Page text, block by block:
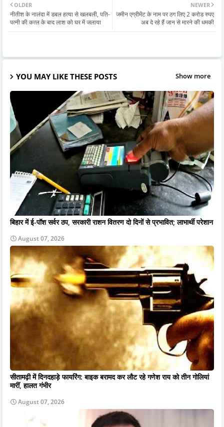
NEWER
जमीन एग्रीमेंट के नाम पर ठग लिए 2 करोड रुपए
अब दे रहे हैं जान से मारने की धमकी
OLDER
नीतीश के नालंदा में डबल हत्या से खलबली, पति-
पत्नी की कत्ल के बाद लाश को घर में जलाया
YOU MAY LIKE THESE POSTS Show more
बिहार में ई-पॉश सर्वर ठप, सरकारी राशन वितरण दो दिनों से प्रभावित; लाभार्थी परेशान
August 07, 2026
सीतामढ़ी में दिनदहाड़े फायरिंग: बाइक बरामद कर लौट रहे गणेश राय को तीन गोलियां
मारीं, हालत गंभीर
August 07, 2026